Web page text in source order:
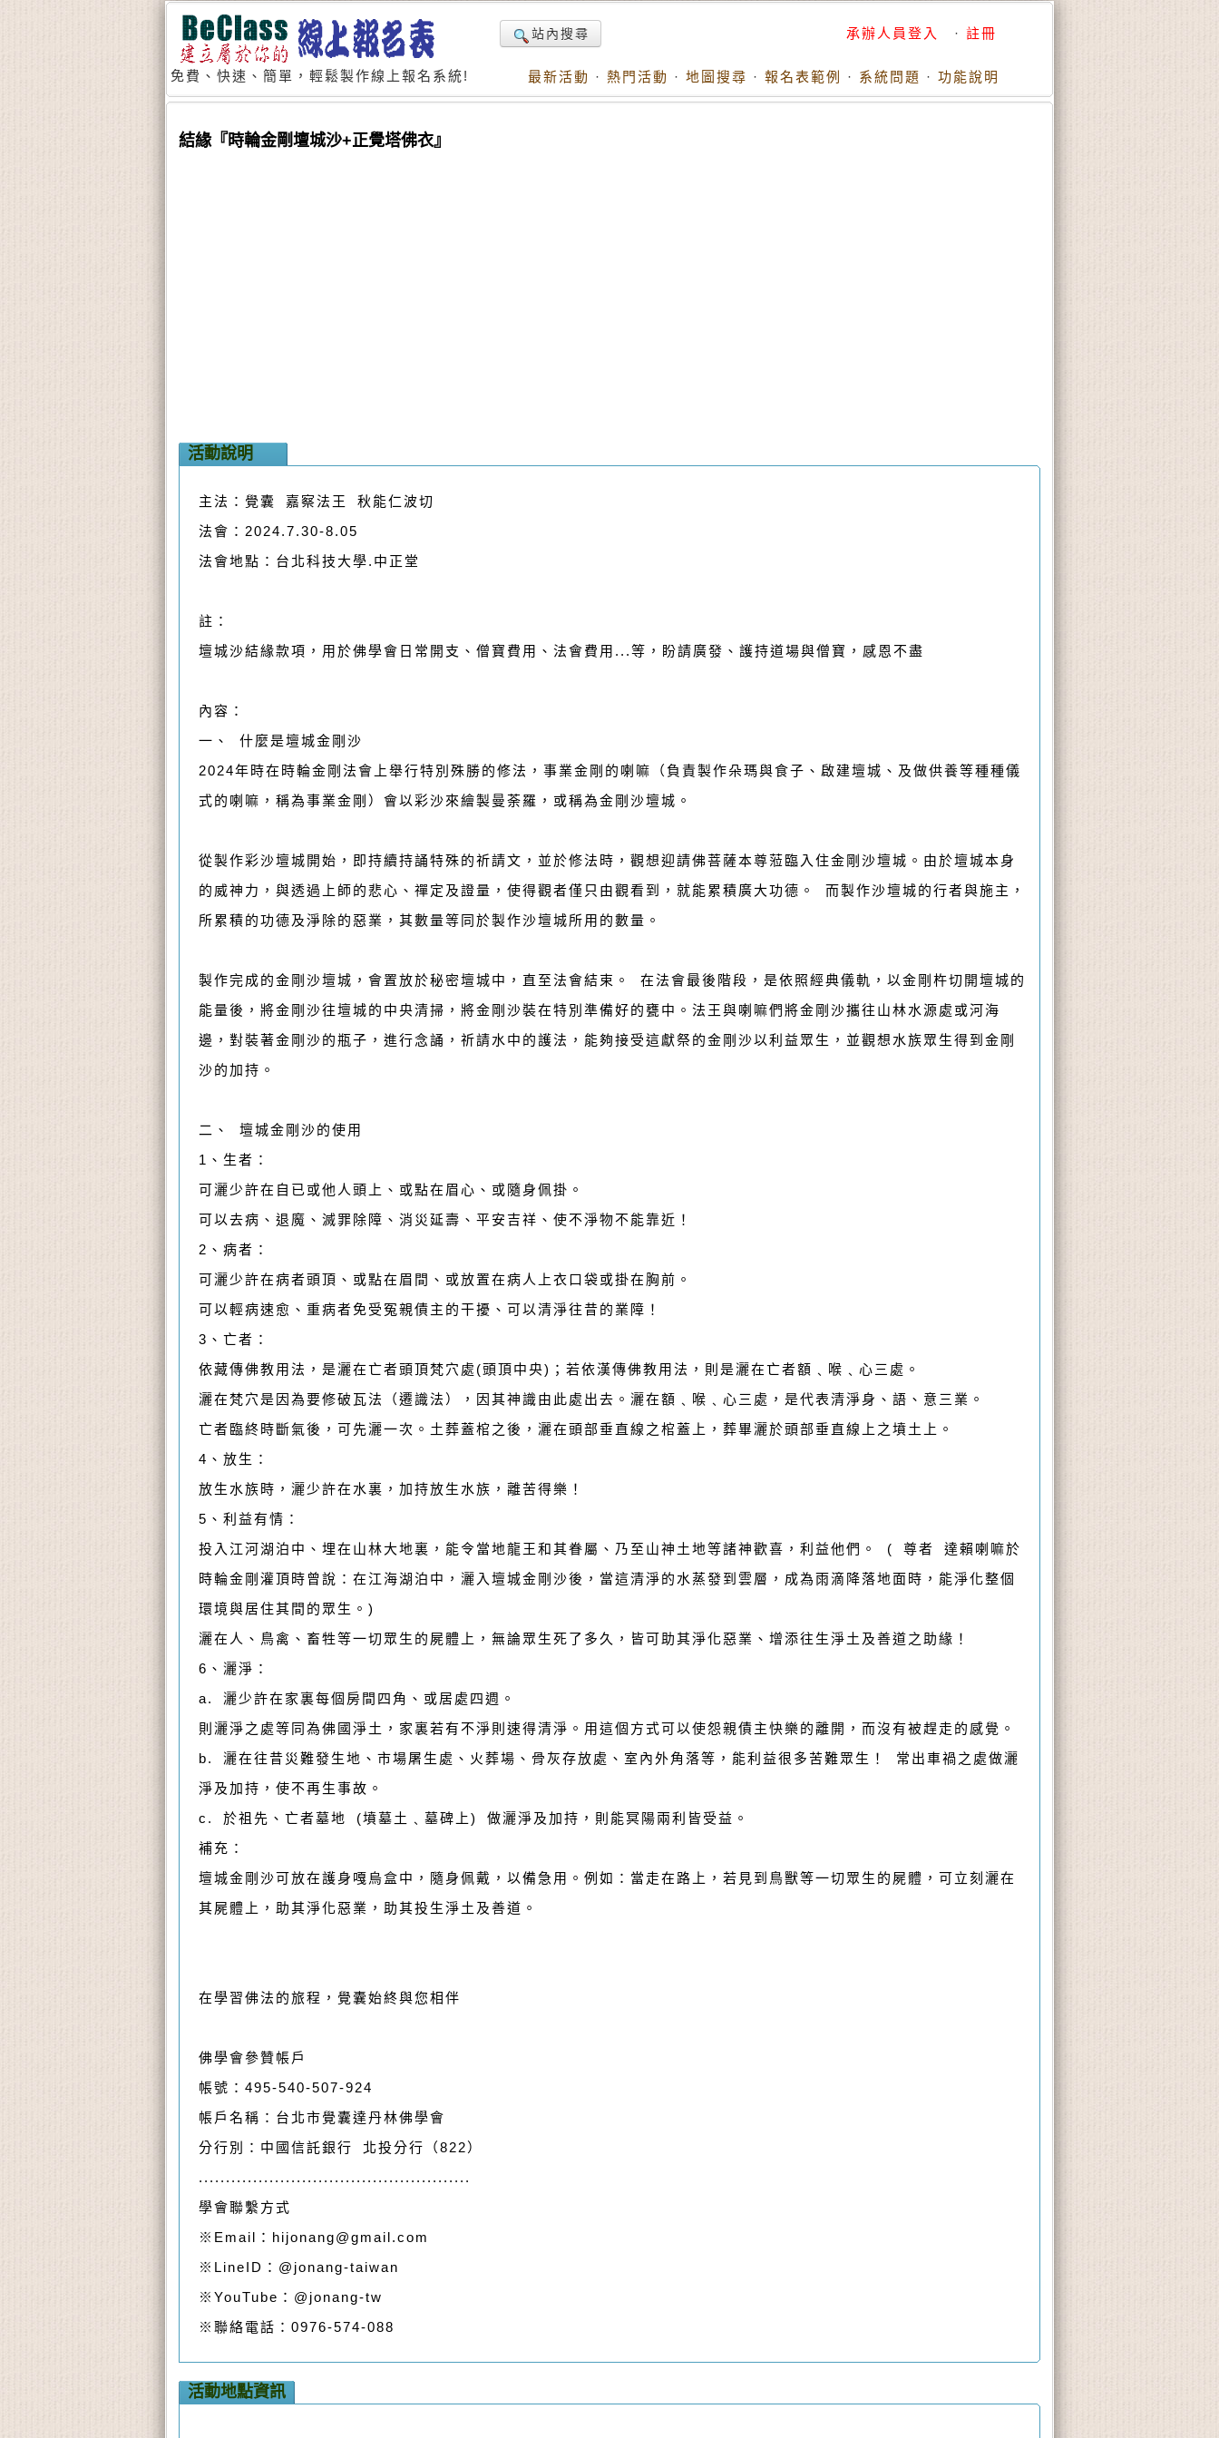
免費、快速、簡單，輕鬆製作線上報名系統!
站內搜尋 承辦人員登入 · 註冊
最新活動 · 熱門活動 · 地圖搜尋 · 報名表範例 · 系統問題 · 功能說明
結緣『時輪金剛壇城沙+正覺塔佛衣』
活動說明
主法：覺囊 嘉察法王 秋能仁波切
法會：2024.7.30-8.05
法會地點：台北科技大學.中正堂
註：
壇城沙結緣款項，用於佛學會日常開支、僧寶費用、法會費用...等，盼請廣發、護持道場與僧寶，感恩不盡
內容：
一、 什麼是壇城金剛沙
2024年時在時輪金剛法會上舉行特別殊勝的修法，事業金剛的喇嘛（負責製作朵瑪與食子、啟建壇城、及做供養等種種儀
式的喇嘛，稱為事業金剛）會以彩沙來繪製曼荼羅，或稱為金剛沙壇城。
從製作彩沙壇城開始，即持續持誦特殊的祈請文，並於修法時，觀想迎請佛菩薩本尊蒞臨入住金剛沙壇城。由於壇城本身
的威神力，與透過上師的悲心、禪定及證量，使得觀者僅只由觀看到，就能累積廣大功德。 而製作沙壇城的行者與施主，
所累積的功德及淨除的惡業，其數量等同於製作沙壇城所用的數量。
製作完成的金剛沙壇城，會置放於秘密壇城中，直至法會結束。 在法會最後階段，是依照經典儀軌，以金剛杵切開壇城的
能量後，將金剛沙往壇城的中央清掃，將金剛沙裝在特別準備好的甕中。法王與喇嘛們將金剛沙攜往山林水源處或河海
邊，對裝著金剛沙的瓶子，進行念誦，祈請水中的護法，能夠接受這獻祭的金剛沙以利益眾生，並觀想水族眾生得到金剛
沙的加持。
二、 壇城金剛沙的使用
1、生者：
可灑少許在自已或他人頭上、或點在眉心、或隨身佩掛。
可以去病、退魔、滅罪除障、消災延壽、平安吉祥、使不淨物不能靠近！
2、病者：
可灑少許在病者頭頂、或點在眉間、或放置在病人上衣口袋或掛在胸前。
可以輕病速愈、重病者免受冤親債主的干擾、可以清淨往昔的業障！
3、亡者：
依藏傳佛教用法，是灑在亡者頭頂梵穴處(頭頂中央)；若依漢傳佛教用法，則是灑在亡者額﹑喉﹑心三處。
灑在梵穴是因為要修破瓦法（遷識法），因其神識由此處出去。灑在額﹑喉﹑心三處，是代表清淨身、語、意三業。
亡者臨終時斷氣後，可先灑一次。土葬蓋棺之後，灑在頭部垂直線之棺蓋上，葬畢灑於頭部垂直線上之墳土上。
4、放生：
放生水族時，灑少許在水裏，加持放生水族，離苦得樂！
5、利益有情：
投入江河湖泊中、埋在山林大地裏，能令當地龍王和其眷屬、乃至山神土地等諸神歡喜，利益他們。 ( 尊者 達賴喇嘛於
時輪金剛灌頂時曾說：在江海湖泊中，灑入壇城金剛沙後，當這清淨的水蒸發到雲層，成為雨滴降落地面時，能淨化整個
環境與居住其間的眾生。)
灑在人、鳥禽、畜牲等一切眾生的屍體上，無論眾生死了多久，皆可助其淨化惡業、增添往生淨土及善道之助緣！
6、灑淨：
a. 灑少許在家裏每個房間四角、或居處四週。
則灑淨之處等同為佛國淨土，家裏若有不淨則速得清淨。用這個方式可以使怨親債主快樂的離開，而沒有被趕走的感覺。
b. 灑在往昔災難發生地、市場屠生處、火葬場、骨灰存放處、室內外角落等，能利益很多苦難眾生！ 常出車禍之處做灑
淨及加持，使不再生事故。
c. 於祖先、亡者墓地 (墳墓土﹑墓碑上) 做灑淨及加持，則能冥陽兩利皆受益。
補充：
壇城金剛沙可放在護身嘎烏盒中，隨身佩戴，以備急用。例如：當走在路上，若見到鳥獸等一切眾生的屍體，可立刻灑在
其屍體上，助其淨化惡業，助其投生淨土及善道。
在學習佛法的旅程，覺囊始終與您相伴
佛學會參贊帳戶
帳號：495-540-507-924
帳戶名稱：台北市覺囊達丹林佛學會
分行別：中國信託銀行 北投分行（822）
..................................................
學會聯繫方式
※Email：hijonang@gmail.com
※LineID：@jonang-taiwan
※YouTube：@jonang-tw
※聯絡電話：0976-574-088
活動地點資訊